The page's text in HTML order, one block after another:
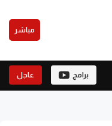
مباشر
برامج عاجل